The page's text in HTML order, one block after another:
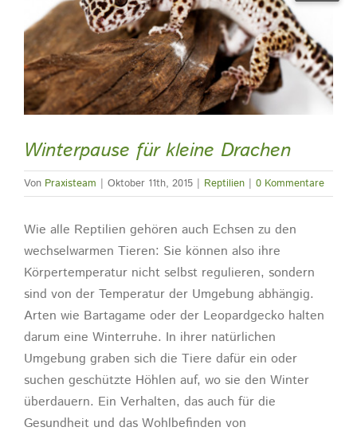
Kontakt
Termine
Winterpause für kleine Drachen
Von Praxisteam | Oktober 11th, 2015 | Reptilien | 0 Kommentare
Wie alle Reptilien gehören auch Echsen zu den
wechselwarmen Tieren: Sie können also ihre
Körpertemperatur nicht selbst regulieren, sondern
sind von der Temperatur der Umgebung abhängig.
Arten wie Bartagame oder der Leopardgecko halten
darum eine Winterruhe. In ihrer natürlichen
Umgebung graben sich die Tiere dafür ein oder
suchen geschützte Höhlen auf, wo sie den Winter
überdauern. Ein Verhalten, das auch für die
Gesundheit und das Wohlbefinden von